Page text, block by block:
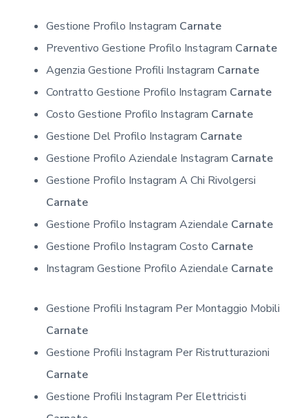
Gestione Profilo Instagram Carnate
Preventivo Gestione Profilo Instagram Carnate
Agenzia Gestione Profili Instagram Carnate
Contratto Gestione Profilo Instagram Carnate
Costo Gestione Profilo Instagram Carnate
Gestione Del Profilo Instagram Carnate
Gestione Profilo Aziendale Instagram Carnate
Gestione Profilo Instagram A Chi Rivolgersi
Carnate
Gestione Profilo Instagram Aziendale Carnate
Gestione Profilo Instagram Costo Carnate
Instagram Gestione Profilo Aziendale Carnate
Gestione Profili Instagram Per Montaggio Mobili
Carnate
Gestione Profili Instagram Per Ristrutturazioni
Carnate
Gestione Profili Instagram Per Elettricisti